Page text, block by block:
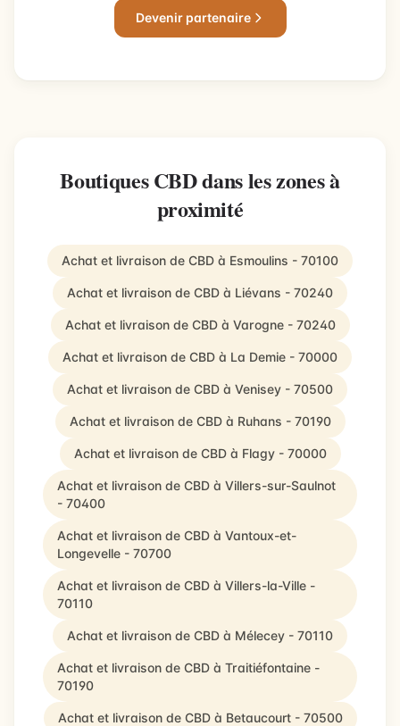
Devenir partenaire
Boutiques CBD dans les zones à
proximité
Achat et livraison de CBD à Esmoulins - 70100
Achat et livraison de CBD à Liévans - 70240
Achat et livraison de CBD à Varogne - 70240
Achat et livraison de CBD à La Demie - 70000
Achat et livraison de CBD à Venisey - 70500
Achat et livraison de CBD à Ruhans - 70190
Achat et livraison de CBD à Flagy - 70000
Achat et livraison de CBD à Villers-sur-Saulnot
- 70400
Achat et livraison de CBD à Vantoux-et-
Longevelle - 70700
Achat et livraison de CBD à Villers-la-Ville -
70110
Achat et livraison de CBD à Mélecey - 70110
Achat et livraison de CBD à Traitiéfontaine -
70190
Achat et livraison de CBD à Betaucourt - 70500